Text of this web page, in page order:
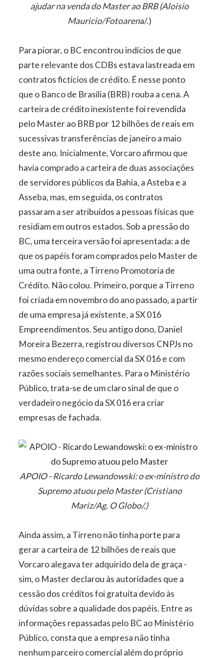
ajudar na venda do Master ao BRB (Aloisio
Mauricio/Fotoarena/.)
Para piorar, o BC encontrou indícios de que
parte relevante dos CDBs estava lastreada em
contratos fictícios de crédito. É nesse ponto
que o Banco de Brasília (BRB) rouba a cena. A
carteira de crédito inexistente foi revendida
pelo Master ao BRB por 12 bilhões de reais em
sucessivas transferências de janeiro a maio
deste ano. Inicialmente, Vorcaro afirmou que
havia comprado a carteira de duas associações
de servidores públicos da Bahia, a Asteba e a
Asseba, mas, em seguida, os contratos
passaram a ser atribuídos a pessoas físicas que
residiam em outros estados. Sob a pressão do
BC, uma terceira versão foi apresentada: a de
que os papéis foram comprados pelo Master de
uma outra fonte, a Tirreno Promotoria de
Crédito. Não colou. Primeiro, porque a Tirreno
foi criada em novembro do ano passado, a partir
de uma empresa já existente, a SX 016
Empreendimentos. Seu antigo dono, Daniel
Moreira Bezerra, registrou diversos CNPJs no
mesmo endereço comercial da SX 016 e com
razões sociais semelhantes. Para o Ministério
Público, trata-se de um claro sinal de que o
verdadeiro negócio da SX 016 era criar
empresas de fachada.
APOIO - Ricardo Lewandowski: o ex-ministro do
Supremo atuou pelo Master (Cristiano
Mariz/Ag. O Globo/.)
Ainda assim, a Tirreno não tinha porte para
gerar a carteira de 12 bilhões de reais que
Vorcaro alegava ter adquirido dela de graça -
sim, o Master declarou às autoridades que a
cessão dos créditos foi gratuita devido às
dúvidas sobre a qualidade dos papéis. Entre as
informações repassadas pelo BC ao Ministério
Público, consta que a empresa não tinha
nenhum parceiro comercial além do próprio